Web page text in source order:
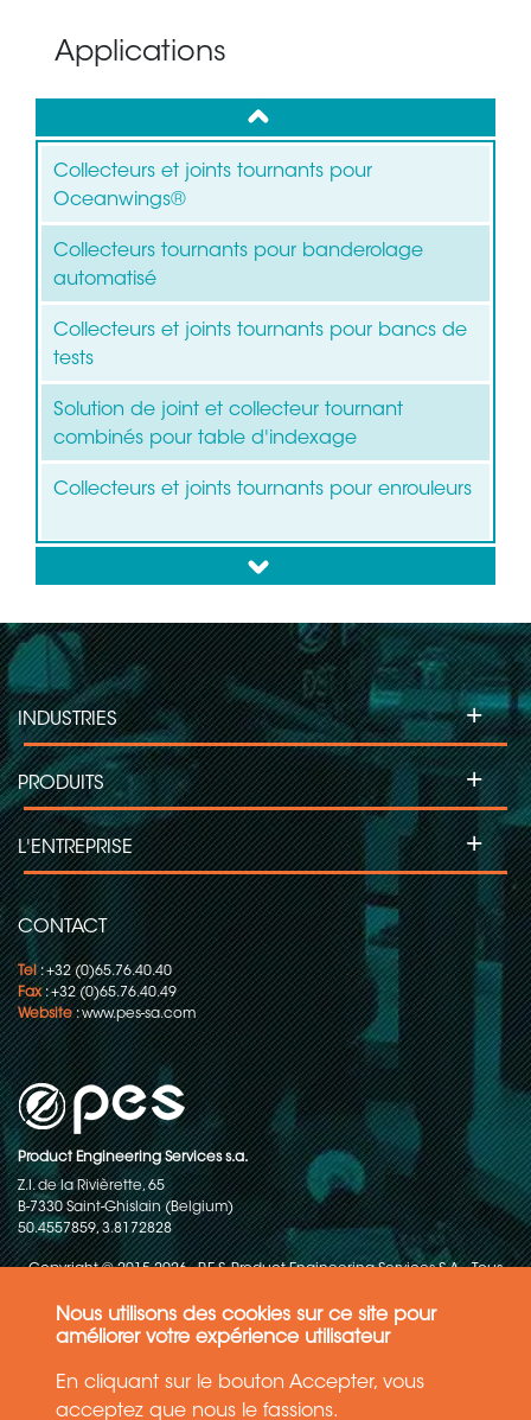
Nous utilisons des cookies sur ce site pour
améliorer votre expérience utilisateur
En cliquant sur le bouton Accepter, vous
acceptez que nous le fassions.
Applications
up
Collecteurs et joints tournants pour
Oceanwings®
Collecteurs tournants pour banderolage
automatisé
Collecteurs et joints tournants pour bancs de
tests
Solution de joint et collecteur tournant
combinés pour table d'indexage
Collecteurs et joints tournants pour enrouleurs
down
CONTACT
Tel: +32 (0)65.76.40.40
Fax: +32 (0)65.76.40.49
Website:www.pes-sa.com
Product Engineering Services s.a.
Z.I. de la Rivièrette, 65
B-7330 Saint-Ghislain (Belgium)
50.4557859, 3.8172828
INDUSTRIES +
PRODUITS +
L'ENTREPRISE +
Copyright © 2015-2026 - P.E.S. Product Engineering Services S.A. - Tous
Politique de protection des données
Conditions générales de ventes